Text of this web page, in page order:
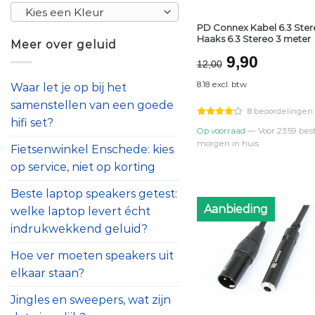
Kies een Kleur
Meer over geluid
Waar let je op bij het
samenstellen van een goede
hifi set?
Fietsenwinkel Enschede: kies
op service, niet op korting
Beste laptop speakers getest:
welke laptop levert écht
indrukwekkend geluid?
Hoe ver moeten speakers uit
elkaar staan?
Jingles en sweepers, wat zijn
PD Connex Kabel 6.3
Haaks 6.3 Stereo 3 meter
12,00
prijs
was:
€12,00.
9,90Huidige
€9,90.
8.18 excl. btw
8 beoordelingen
Op voorraad — Voor 23:59
morgen in huis
Aanbieding